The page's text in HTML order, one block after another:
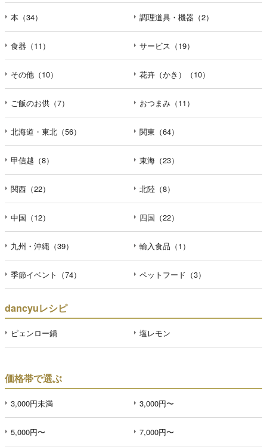
て、アクセスログ、Cookie（クッキー）等を用いて管理し
ています。これらには、お客様のお名前、ご住所、電話番
号、電子メールアドレスなど、お客様を特定する個人情報
は一切含まれておりません。
個人情報に関する問合わせ窓口
個人情報保護管理者：オペレーション部シニアマネージャ
ー
〒106-0044 東京都港区東麻布一丁目２７番１号 東麻布食
文化ビル４階
ＴＥＬ：050-5213-7688
ＦＡＸ：047-401-6847
本（34） 調理道具・機器（2）
食器（11） サービス（19）
その他（10） 花卉（かき）（10）
ご飯のお供（7） おつまみ（11）
北海道・東北（56） 関東（64）
甲信越（8） 東海（23）
関西（22） 北陸（8）
中国（12） 四国（22）
九州・沖縄（39） 輸入食品（1）
季節イベント（74） ペットフード（3）
dancyuレシピ
ピェンロー鍋 塩レモン
価格帯で選ぶ
3,000円未満 3,000円〜
5,000円〜 7,000円〜